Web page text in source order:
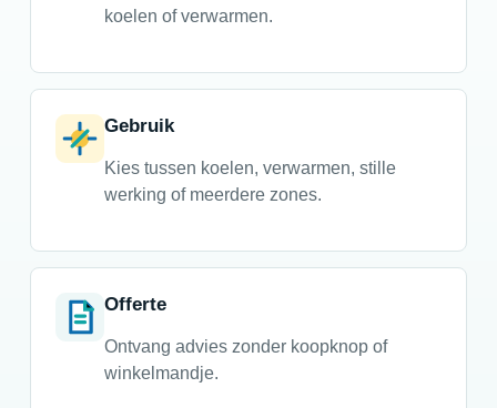
koelen of verwarmen.
Gebruik
Kies tussen koelen, verwarmen, stille
werking of meerdere zones.
Offerte
Ontvang advies zonder koopknop of
winkelmandje.